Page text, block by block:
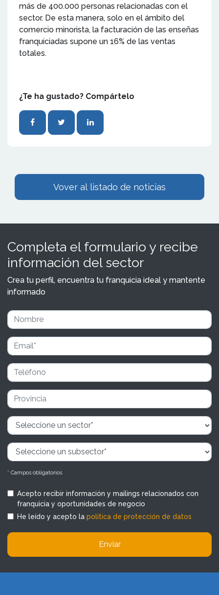
más de 400.000 personas relacionadas con el
sector. De esta manera, solo en el ámbito del
comercio minorista, la facturación de las enseñas
franquiciadas supone un 16% de las ventas
totales.
¿Te ha gustado? Compártelo
Vover al listado de noticias
Completa el formulario y recibe
información del sector
Crea tu perfil, encuentra tu franquicia ideal y mantente
informado
* Campos obligatorios
Acepto recibir información y mailings relacionados con
franquicia y oportunidades de negocio
He leído y acepto la política de protección de datos
Enviar